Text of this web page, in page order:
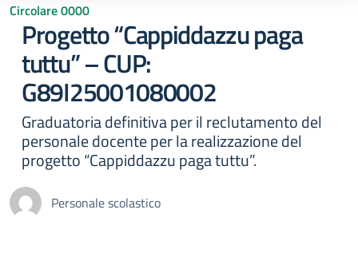
Circolare 0000
Progetto “Cappiddazzu paga
tuttu” – CUP:
G89I25001080002
Graduatoria definitiva per il reclutamento del
personale docente per la realizzazione del
progetto “Cappiddazzu paga tuttu”.
Personale scolastico